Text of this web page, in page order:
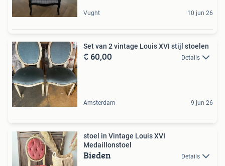
Vught 10 jun 26
Set van 2 vintage Louis XVI stijl stoelen
€ 60,00 Details
Amsterdam 9 jun 26
stoel in Vintage Louis XVI
Medaillonstoel
Bieden Details